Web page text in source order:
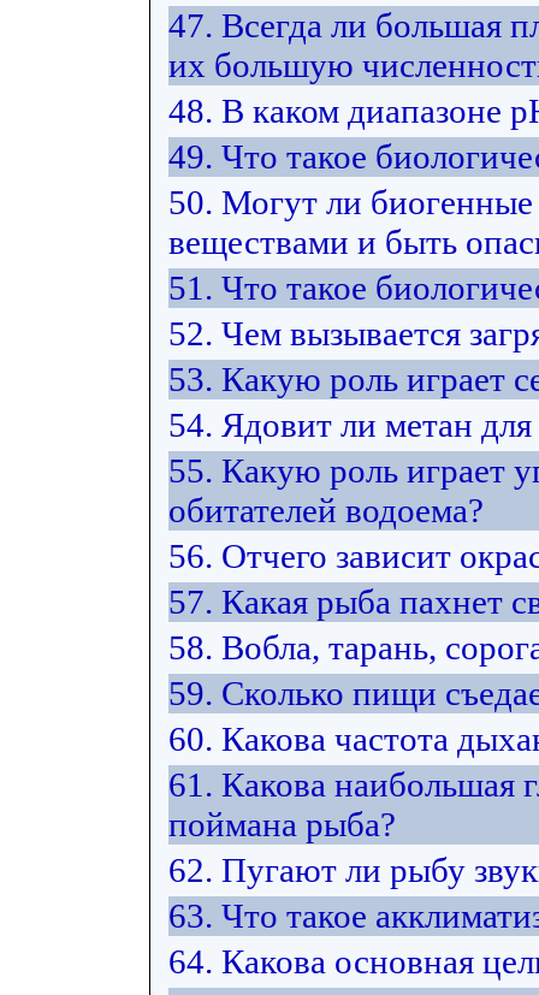
47. Всегда ли большая
их большую
48. В каком диапазоне
49. Что такое
50. Могут ли
веществами и быть
51. Что такое
52. Чем вызывается
53. Какую роль играет
54. Ядовит ли метан
55. Какую роль играет
обитателей водоема?
56. Отчего зависит
57. Какая рыба пахнет
58. Вобла, тарань,
59. Сколько пищи
60. Какова частота
61. Какова наибольшая
поймана рыба?
62. Пугают ли рыбу
63. Что такое
64. Какова основная